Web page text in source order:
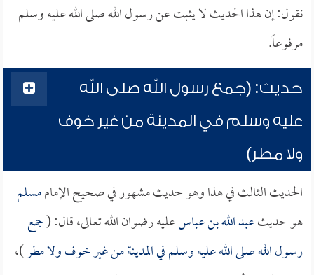
نقول: إن هذا الحديث لا يثبت عن رسول الله صلى الله عليه وسلم
مرفوعاً.
حديث: (جمع رسول الله صلى الله
عليه وسلم في المدينة من غير خوف
ولا مطر)
الحديث الثالث في هذا وهو حديث مشهور في صحيح الإماممسلم
هو حديثعبد الله بن عباسعليه رضوان الله تعالى، قال: (جمع
رسول الله صلى الله عليه وسلم في المدينة من غير خوف ولا مطر)،